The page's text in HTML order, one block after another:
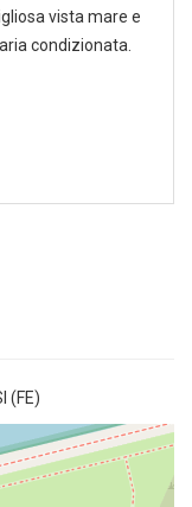
vista mare e
condizionata.
(FE)